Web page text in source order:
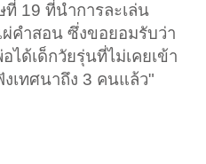
19 ที่นำการละเล่น
คำสอน ซึ่งขอยอมรับว่า
ด้เด็กวัยรุ่นที่ไม่เคยเข้า
เทศนาถึง 3 คนแล้ว"